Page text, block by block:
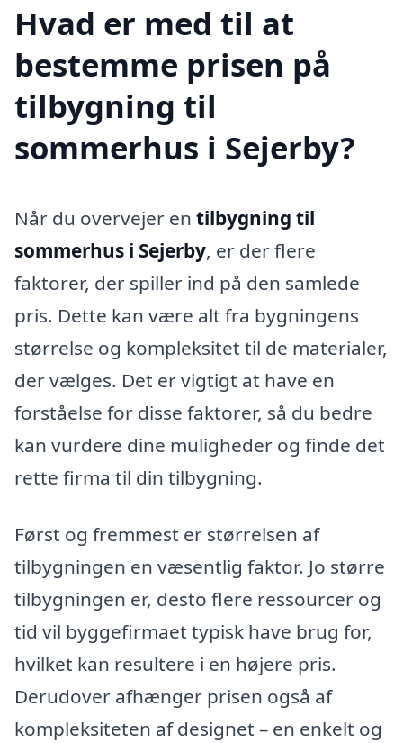
Hvad er med til at
bestemme prisen på
tilbygning til
sommerhus i Sejerby?
Når du overvejer en tilbygning til
sommerhus i Sejerby, er der flere
faktorer, der spiller ind på den samlede
pris. Dette kan være alt fra bygningens
størrelse og kompleksitet til de materialer,
der vælges. Det er vigtigt at have en
forståelse for disse faktorer, så du bedre
kan vurdere dine muligheder og finde det
rette firma til din tilbygning.
Først og fremmest er størrelsen af
tilbygningen en væsentlig faktor. Jo større
tilbygningen er, desto flere ressourcer og
tid vil byggefirmaet typisk have brug for,
hvilket kan resultere i en højere pris.
Derudover afhænger prisen også af
kompleksiteten af designet – en enkelt og